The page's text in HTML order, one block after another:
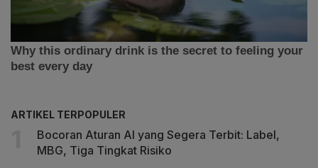
ARTIKEL TERPOPULER
Bocoran Aturan AI yang Segera Terbit: Label,
MBG, Tiga Tingkat Risiko